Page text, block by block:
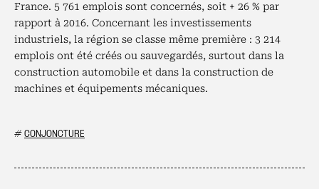
France. 5 761 emplois sont concernés, soit + 26 % par
rapport à 2016. Concernant les investissements
industriels, la région se classe même première : 3 214
emplois ont été créés ou sauvegardés, surtout dans la
construction automobile et dans la construction de
machines et équipements mécaniques.
# CONJONCTURE